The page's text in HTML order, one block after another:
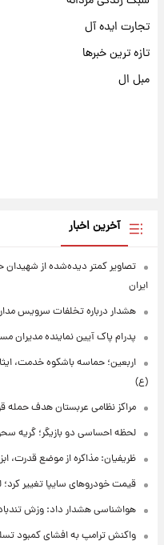
تجارت ایده آل
تازه ترین خبرها
مبل ال
آخرین اخبار
تصاویر کمتر دیده‌شده از شهیدان
ایران
هشدار درباره تخلفات سرویس
پدرام پاک آیین نماینده مدیران
اربعین؛ حماسه باشکوه خدمت،
(ع)
مراکز نظامی عربستان هدف حمله
لحظه احساسی دو بازیگر؛ گریه
ظریفیان: مذاکره از موضع قدرت،
قیمت خودروهای سایپا تغییر کرد؛ لیست
هواشناسی هشدار داد: وزش تندباد،
واکنش ترامپ به افشای کمبود